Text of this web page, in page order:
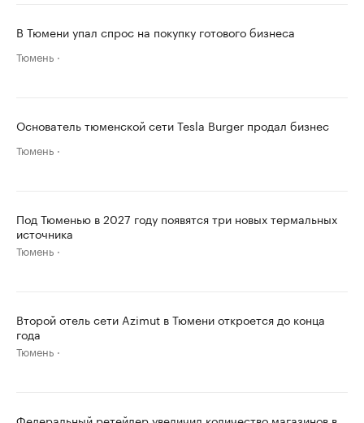
В Тюмени упал спрос на покупку готового бизнеса
Тюмень
Основатель тюменской сети Tesla Burger продал бизнес
Тюмень
Под Тюменью в 2027 году появятся три новых термальных
источника
Тюмень
Второй отель сети Azimut в Тюмени откроется до конца
года
Тюмень